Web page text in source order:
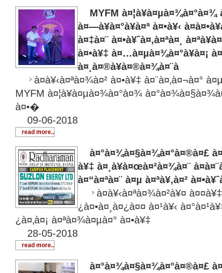
MYFM
à¤—à¥à¤°à¥à¤ª à¤•à¥‹
à¤‡à¤¨ à¤•à¥ˆà¤‚à¤ªà¤¸
à¤•à¥‡ à¤…à¤µà¤¾à¤°à¥à¤¡
à¤¸à¤®à¥à¤®à¤¾à¤¨à
à¤­à¥‹à¤ªà¤¾à¤² à¤•à¥‡ à¤¨à¤‚à¤¬à¤°
MYFM à¤¦à¥à¤µà¤¾à¤°à¤¾
à¤•�
09-06-2018
read more..
à¤°à¤¾à¤§à¤¾à¤°à¤®à¤£
à¥‡ à¤¸à¥à¤œà¤²à¤¾à¤¨
à¤“à¤ªà¤¨ à¤µ à¤ªà¥‚à¤²
à¤­à¥‹à¤ªà¤¾à¤²à¥¤
¿à¤•à¤¸à¤¿à¤¤ à¤¹à¥‹
¿à¤‚à¤¡ à¤ªà¤¾à¤µà¤° à¤•à¥‡
28-05-2018
read more..
à¤°à¤¾à¤§à¤¾à¤°à¤®à¤£